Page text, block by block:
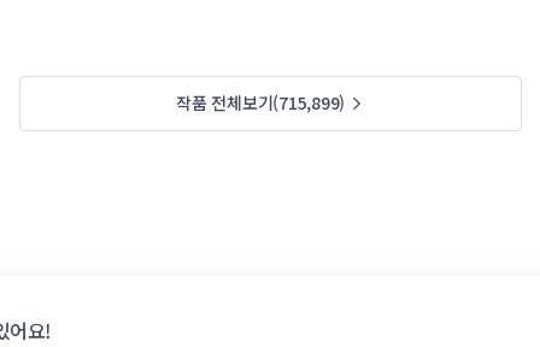
작품 전체보기(715,899)
어요!